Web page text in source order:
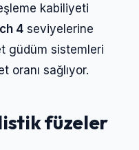
kabiliyeti
4 seviyelerine
güdüm sistemleri
oranı sağlıyor.
füzeler